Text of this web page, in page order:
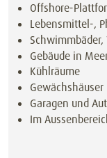
Offshore-
Lebensmittel-,
Gebäude in
Kühlräume
Gewächshäuser
Garagen und
Im